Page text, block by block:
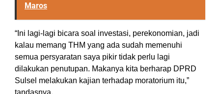
Maros
“Ini lagi-lagi bicara soal investasi, perekonomian, jadi
kalau memang THM yang ada sudah memenuhi
semua persyaratan saya pikir tidak perlu lagi
dilakukan penutupan. Makanya kita berharap DPRD
Sulsel melakukan kajian terhadap moratorium itu,”
tandasnya.